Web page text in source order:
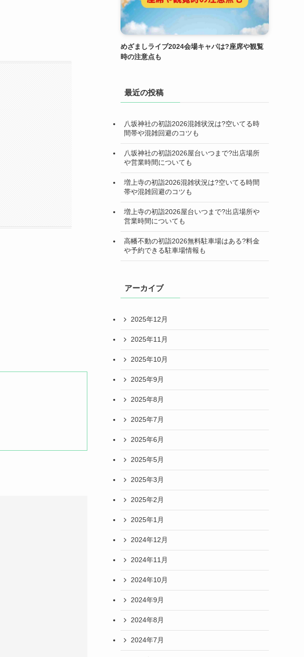
めざましライブ2024会場キャパは?座席や観覧
時の注意点も
最近の投稿
八坂神社の初詣2026混雑状況は?空いてる時
間帯や混雑回避のコツも
八坂神社の初詣2026屋台いつまで?出店場所
や営業時間についても
増上寺の初詣2026混雑状況は?空いてる時間
帯や混雑回避のコツも
増上寺の初詣2026屋台いつまで?出店場所や
営業時間についても
高幡不動の初詣2026無料駐車場はある?料金
や予約できる駐車場情報も
アーカイブ
2025年12月
2025年11月
2025年10月
2025年9月
2025年8月
2025年7月
2025年6月
2025年5月
2025年3月
2025年2月
2025年1月
2024年12月
2024年11月
2024年10月
2024年9月
2024年8月
2024年7月